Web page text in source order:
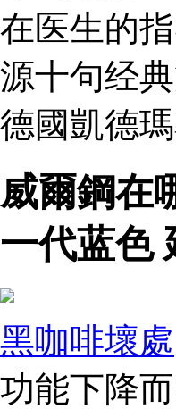
在医生的
源十句经
德國凱德
威爾鋼在
一代蓝色
黑咖啡壞處
功能下降